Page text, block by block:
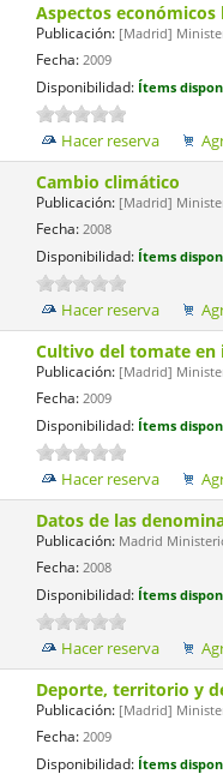
Aspectos económicos
Publicación:[Madrid]
Fecha:2009
Disponibilidad: Ítems
Hacer reserva
Cambio climático
Publicación:[Madrid]
Fecha:2008
Disponibilidad: Ítems
Hacer reserva
Cultivo del tomate en
Publicación:[Madrid]
Fecha:2009
Disponibilidad: Ítems
Hacer reserva
Datos de las
Publicación:Madrid
Fecha:2008
Disponibilidad: Ítems
Hacer reserva
Deporte, territorio y
Publicación:[Madrid]
Fecha:2009
Disponibilidad: Ítems